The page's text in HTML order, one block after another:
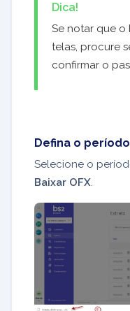
Dica!
Se notar que o
telas, procure
confirmar o
Defina o
Selecione o
Baixar OFX.